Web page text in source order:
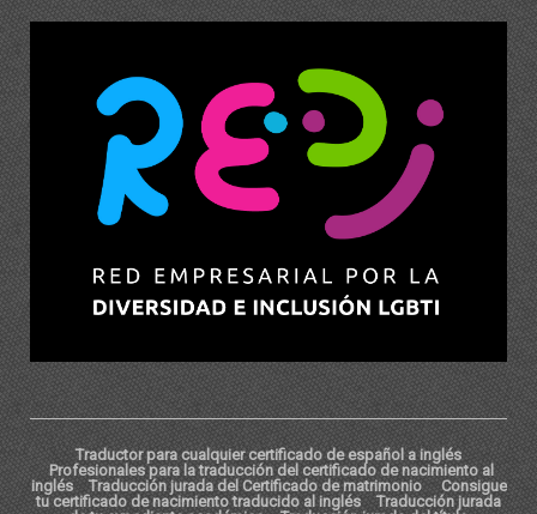
Traductor para cualquier certificado de español a inglés
Profesionales para la traducción del certificado de nacimiento al
inglés
Traducción jurada del Certificado de matrimonio
Consigue
tu certificado de nacimiento traducido al inglés
Traducción jurada